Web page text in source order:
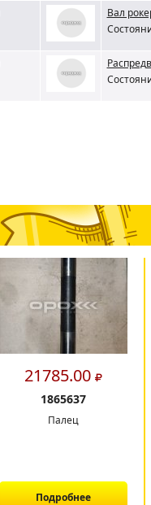
Вал
21785.00
1865637
Палец
Подробнее